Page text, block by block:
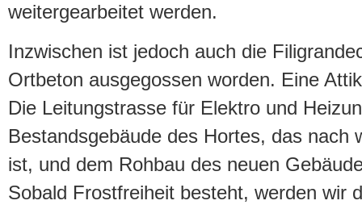
weitergearbeitet werden.
Inzwischen ist jedoch auch die
Ortbeton ausgegossen worden. Eine
Die Leitungstrasse für Elektro und
Bestandsgebäude des Hortes, das nach
ist, und dem Rohbau des neuen
Sobald Frostfreiheit besteht, werden wir